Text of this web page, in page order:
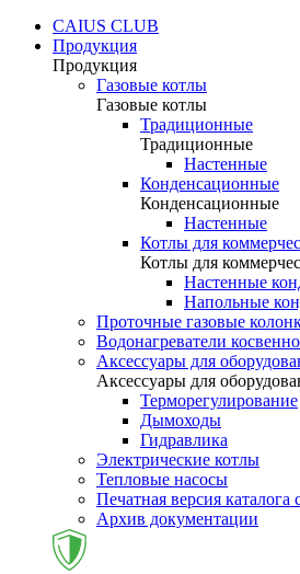
CAIUS CLUB
Продукция
Продукция
Газовые котлы
Газовые котлы
Традиционные
Традиционные
Настенные
Конденсационные
Конденсационные
Настенные
Котлы для
Котлы для
Настенные
Напольные
Проточные газовые
Водонагреватели
Аксессуары для
Аксессуары для
Терморегулирование
Дымоходы
Гидравлика
Электрические котлы
Тепловые насосы
Печатная версия каталога
Архив документации